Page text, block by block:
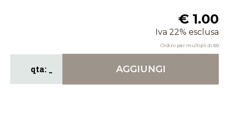
€ 1.00
Iva 22% esclusa
Ordini per multipli di 50
AGGIUNGI